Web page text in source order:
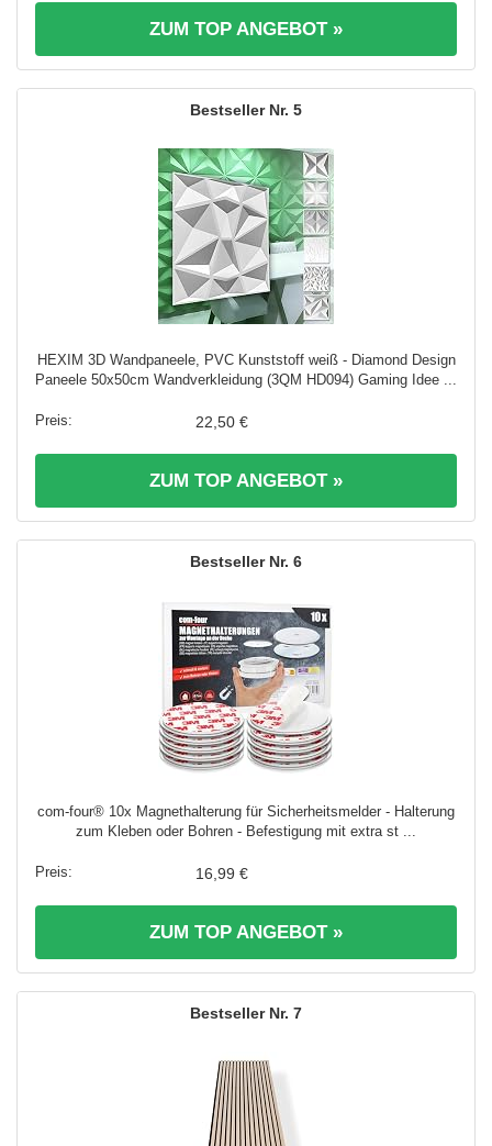
ZUM TOP ANGEBOT »
5
HEXIM 3D Wandpaneele, PVC Kunststoff weiß - Diamond Design
Paneele 50x50cm Wandverkleidung (3QM HD094) Gaming Idee ...
22,50 €
ZUM TOP ANGEBOT »
6
com-four® 10x Magnethalterung für Sicherheitsmelder - Halterung
zum Kleben oder Bohren - Befestigung mit extra st ...
16,99 €
ZUM TOP ANGEBOT »
7